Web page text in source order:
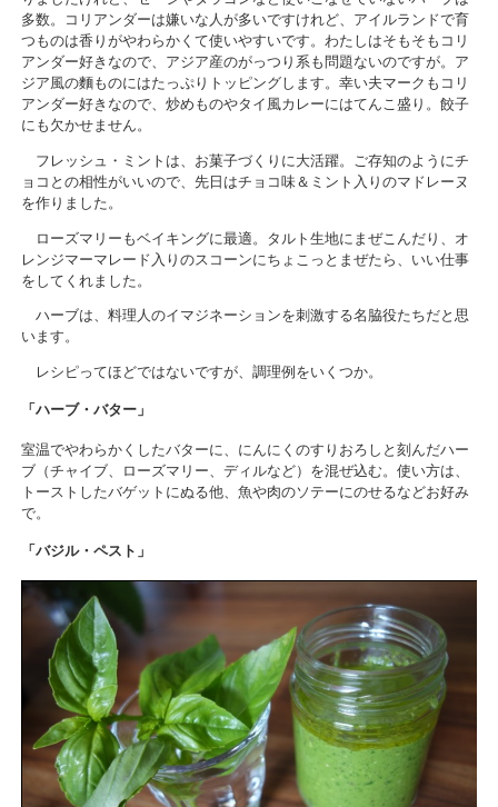
多数。コリアンダーは嫌いな人が多いですけれど、アイルランドで育
つものは香りがやわらかくて使いやすいです。わたしはそもそもコリ
アンダー好きなので、アジア産のがっつり系も問題ないのですが。ア
ジア風の麵ものにはたっぷりトッピングします。幸い夫マークもコリ
アンダー好きなので、炒めものやタイ風カレーにはてんこ盛り。餃子
にも欠かせません。
フレッシュ・ミントは、お菓子づくりに大活躍。ご存知のようにチ
ョコとの相性がいいので、先日はチョコ味＆ミント入りのマドレーヌ
を作りました。
ローズマリーもベイキングに最適。タルト生地にまぜこんだり、オ
レンジマーマレード入りのスコーンにちょこっとまぜたら、いい仕事
をしてくれました。
ハーブは、料理人のイマジネーションを刺激する名脇役たちだと思
います。
レシピってほどではないですが、調理例をいくつか。
「ハーブ・バター」
室温でやわらかくしたバターに、にんにくのすりおろしと刻んだハー
ブ（チャイブ、ローズマリー、ディルなど）を混ぜ込む。使い方は、
トーストしたバゲットにぬる他、魚や肉のソテーにのせるなどお好み
で。
「バジル・ペスト」